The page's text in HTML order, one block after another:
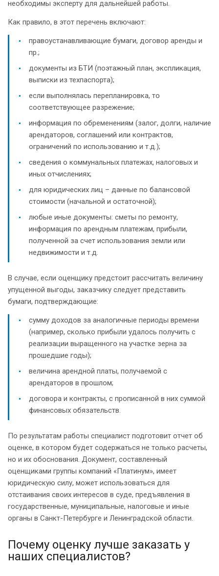
необходимы эксперту для дальнейшей работы.
Как правило, в этот перечень включают:
правоустанавливающие бумаги, договор аренды и
пр.;
документы из БТИ (поэтажный план, экспликация,
выписки из техпаспорта);
если выполнялась перепланировка, то
соответствующее разрежение;
информация по обременениям (залог, долги, наличие
арендаторов, соглашений или контрактов,
ограничений по использованию и т.д.);
сведения о коммунальных платежах, налоговых и
иных отчислениях;
для юридических лиц – данные по балансовой
стоимости (начальной и остаточной);
любые иные документы: сметы по ремонту,
информация по арендным платежам, прибыли,
полученной за счет использования земли или
недвижимости и т.д.
В случае, если оценщику предстоит рассчитать величину
упущенной выгоды, заказчику следует представить
бумаги, подтверждающие:
сумму доходов за аналогичные периоды времени
(например, сколько прибыли удалось получить с
реализации выращенного на участке зерна за
прошедшие годы);
величина арендной платы, получаемой с
арендаторов в прошлом;
договора и контракты, с прописанной в них суммой
финансовых обязательств.
По результатам работы специалист подготовит отчет об
оценке, в котором будет содержаться не только расчеты,
но и их обоснования. Документ, составленный
оценщиками группы компаний «Платинум», имеет
юридическую силу, может использоваться для
отстаивания своих интересов в суде, предъявления в
государственные, муниципальные, налоговые и иные
органы в Санкт-Петербурге и Ленинградской области.
Почему оценку лучше заказать у
наших специалистов?